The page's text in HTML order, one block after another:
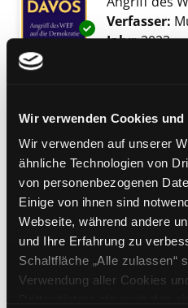
Wir verwenden Cookies und
Wir verwenden auf unserer
ähnliche Technologien von
von personenbezogenen
Einige von ihnen sind
Webseite, während andere
und Ihre Erfahrung zu
Schaltfläche „Alle zulassen“
Verwendung aller Cookies
Exemplar-
Verfasser:
Jahr:2023
Exemplar-
Die 10
zur Kritik
Verfasser:
Jahr: 2022
Verlag:
Kritik